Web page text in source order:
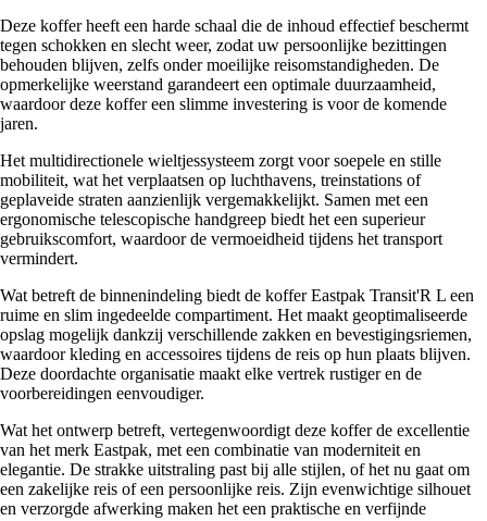
Deze koffer heeft een harde schaal die de inhoud effectief beschermt
tegen schokken en slecht weer, zodat uw persoonlijke bezittingen
behouden blijven, zelfs onder moeilijke reisomstandigheden. De
opmerkelijke weerstand garandeert een optimale duurzaamheid,
waardoor deze koffer een slimme investering is voor de komende
jaren.
Het multidirectionele wieltjessysteem zorgt voor soepele en stille
mobiliteit, wat het verplaatsen op luchthavens, treinstations of
geplaveide straten aanzienlijk vergemakkelijkt. Samen met een
ergonomische telescopische handgreep biedt het een superieur
gebruikscomfort, waardoor de vermoeidheid tijdens het transport
vermindert.
Wat betreft de binnenindeling biedt de koffer Eastpak Transit'R L een
ruime en slim ingedeelde compartiment. Het maakt geoptimaliseerde
opslag mogelijk dankzij verschillende zakken en bevestigingsriemen,
waardoor kleding en accessoires tijdens de reis op hun plaats blijven.
Deze doordachte organisatie maakt elke vertrek rustiger en de
voorbereidingen eenvoudiger.
Wat het ontwerp betreft, vertegenwoordigt deze koffer de excellentie
van het merk Eastpak, met een combinatie van moderniteit en
elegantie. De strakke uitstraling past bij alle stijlen, of het nu gaat om
een zakelijke reis of een persoonlijke reis. Zijn evenwichtige silhouet
en verzorgde afwerking maken het een praktische en verfijnde